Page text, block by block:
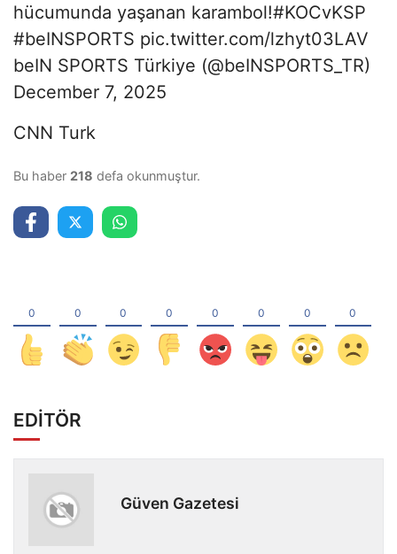
hücumunda yaşanan karambol!#KOCvKSP
#beINSPORTS pic.twitter.com/lzhyt03LAV
beIN SPORTS Türkiye (@beINSPORTS_TR)
December 7, 2025
CNN Turk
Bu haber 218 defa okunmuştur.
EDİTÖR
Güven Gazetesi